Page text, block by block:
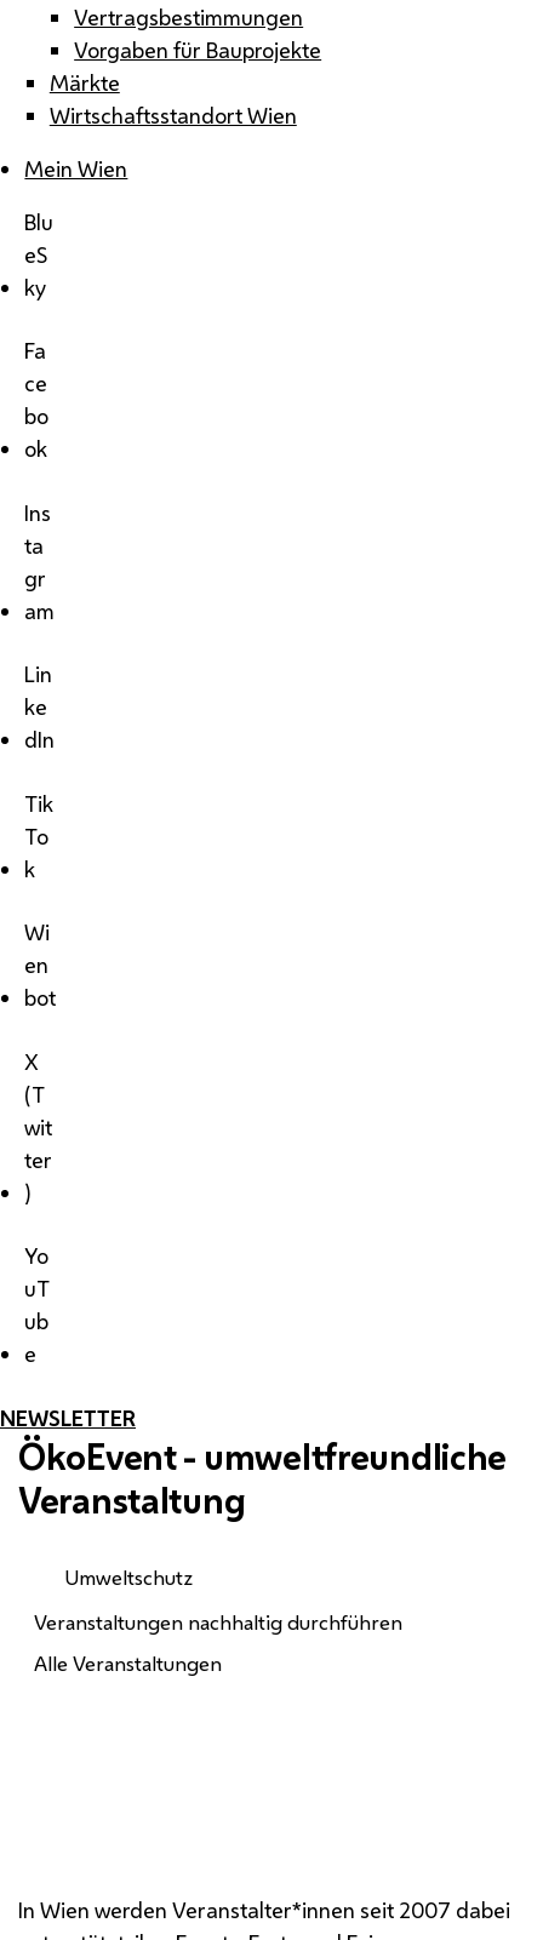
Vertragsbestimmungen
Vorgaben für Bauprojekte
Märkte
Wirtschaftsstandort Wien
Mein Wien
Blu
eS
ky
Fa
ce
bo
ok
Ins
ta
gr
am
Lin
ke
dIn
Tik
To
k
Wi
en
bot
X
(T
wit
ter
)
Yo
uT
ub
e
NEWSLETTER
ÖkoEvent - umweltfreundliche
Veranstaltung
Umweltschutz
Veranstaltungen nachhaltig durchführen
Alle Veranstaltungen
In Wien werden Veranstalter*innen seit 2007 dabei